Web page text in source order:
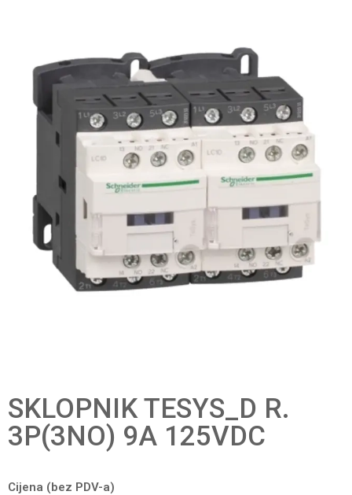
SKLOPNIK TESYS_D R.
3P(3NO) 9A 125VDC
Cijena (bez PDV-a)